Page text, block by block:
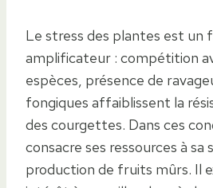
Le stress des plantes est un
amplificateur : compétition
espèces, présence de
fongiques affaiblissent la
des courgettes. Dans ces
consacre ses ressources à sa
production de fruits mûrs. Il